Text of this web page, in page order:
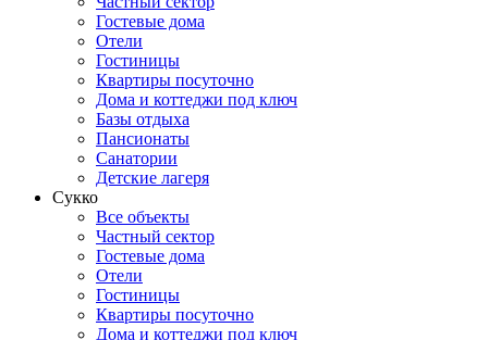
Гостевые дома
Отели
Гостиницы
Квартиры посуточно
Дома и коттеджи под ключ
Базы отдыха
Пансионаты
Санатории
Детские лагеря
Сукко
Все объекты
Частный сектор
Гостевые дома
Отели
Гостиницы
Квартиры посуточно
Дома и коттеджи под ключ